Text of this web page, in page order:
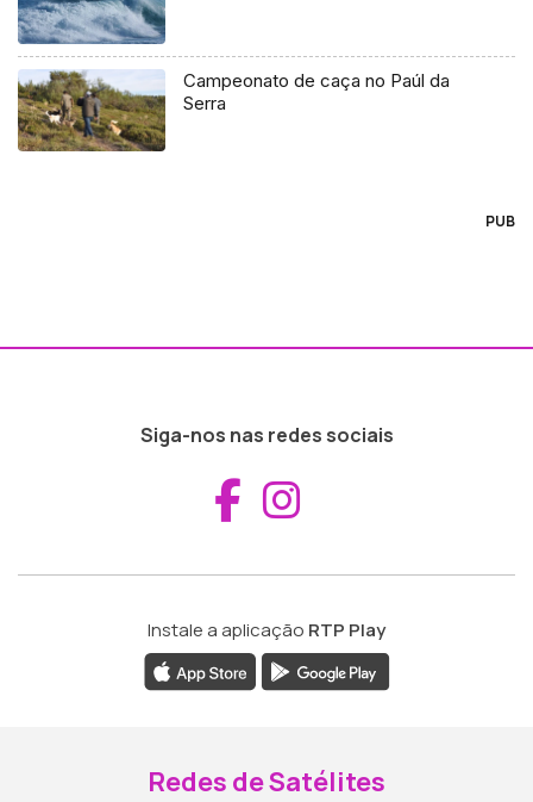
Campeonato de caça no Paúl da
Serra
PUB
Siga-nos nas redes sociais
Aceder ao
Instale a aplicação RTP Play
Redes de Satélites